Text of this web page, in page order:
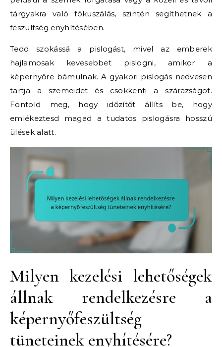
tárgyakra való fókuszálás, szintén segíthetnek a
feszültség enyhítésében.
Tedd szokássá a pislogást, mivel az emberek
hajlamosak kevesebbet pislogni, amikor a
képernyőre bámulnak. A gyakori pislogás nedvesen
tartja a szemeidet és csökkenti a szárazságot.
Fontold meg, hogy időzítőt állíts be, hogy
emlékeztesd magad a tudatos pislogásra hosszú
ülések alatt.
Milyen kezelési lehetőségek
állnak rendelkezésre a
képernyőfeszültség
tüneteinek enyhítésére?